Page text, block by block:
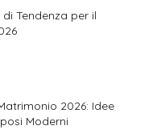
Tendenza per il
2026: Idee
Moderni